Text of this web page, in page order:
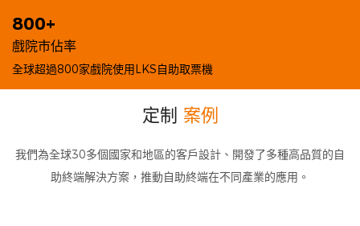
800+
戲院市佔率
︎全球超過800家戲院使用LKS自助取票機
定制 案例
我們為全球30多個國家和地區的客戶設計、開發了多種高品質的自
助終端解決方案，推動自助終端在不同產業的應用。